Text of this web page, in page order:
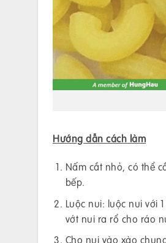
Hướng dẫn cách làm
Nấm cắt nhỏ, có thể
bếp.
Luộc nui: luộc nui với
vớt nui ra rổ cho ráo
Cho nui vào xào